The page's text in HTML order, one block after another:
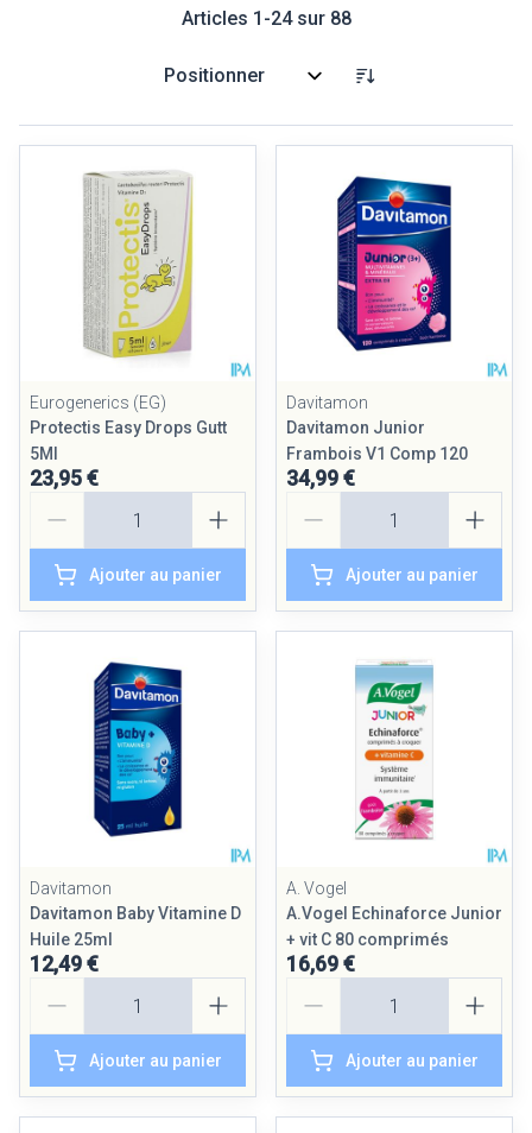
Articles 1 -24sur 88
Trier par:
Eurogenerics (EG)
Protectis Easy Drops Gutt
5Ml
23,95 €
Ajouter au panier
Davitamon
Davitamon Junior
Frambois V1 Comp 120
34,99 €
Ajouter au panier
Davitamon
Davitamon Baby Vitamine D
Huile 25ml
12,49 €
Ajouter au panier
A. Vogel
A.Vogel Echinaforce Junior
+ vit C 80 comprimés
16,69 €
Ajouter au panier